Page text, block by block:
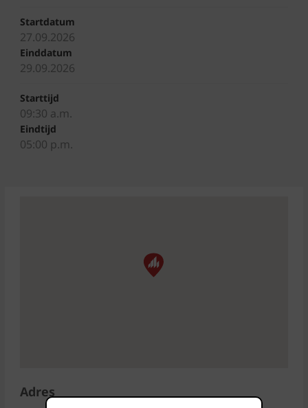
Startdatum
27.09.2026
Einddatum
29.09.2026
Starttijd
09:30 a.m.
Eindtijd
05:00 p.m.
Adres